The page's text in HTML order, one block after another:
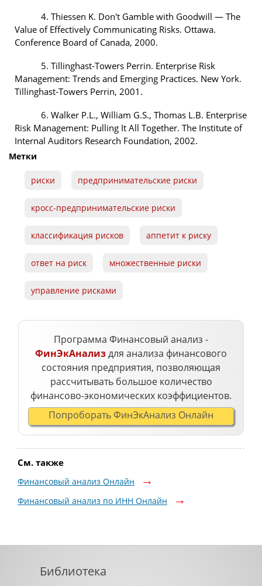
4. Thiessen K. Don't Gamble with Goodwill — The
Value of Effectively Communicating Risks. Ottawa.
Conference Board of Canada, 2000.
5. Tillinghast-Towers Perrin. Enterprise Risk
Management: Trends and Emerging Practices. New York.
Tillinghast-Towers Perrin, 2001.
6. Walker P.L., William G.S., Thomas L.B. Enterprise
Risk Management: Pulling It All Together. The Institute of
Internal Auditors Research Foundation, 2002.
Метки
риски предпринимательские риски
кросс-предпринимательские риски
классификация рисков аппетит к риску
ответ на риск множественные риски
управление рисками
Программа Финансовый анализ -
ФинЭкАнализдля анализа финансового
состояния предприятия, позволяющая
рассчитывать большое количество
финансово-экономических коэффициентов.
Попроборать ФинЭкАнализ Онлайн
См. также
Финансовый анализ Онлайн
Финансовый анализ по ИНН Онлайн
Библиотека